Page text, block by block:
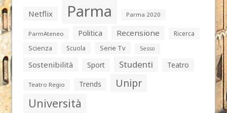
Netflix Parma Parma 2020
ParmAteneo Politica Recensione
Ricerca
Scienza
Scuola Serie Tv Sesso
Sostenibilità Sport Studenti Teatro
Teatro Regio Trends Unipr
Università